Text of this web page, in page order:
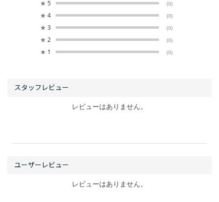
★ 5 (0)
★ 4 (0)
★ 3 (0)
★ 2 (0)
★ 1 (0)
レビューはありません。
レビューはありません。